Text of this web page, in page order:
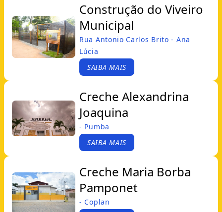
Construção do Viveiro
Municipal
Rua Antonio Carlos Brito - Ana
Lúcia
SAIBA MAIS
Creche Alexandrina
Joaquina
- Pumba
SAIBA MAIS
Creche Maria Borba
Pamponet
- Coplan